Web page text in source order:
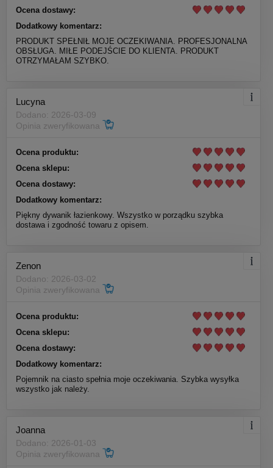
Ocena dostawy:
Dodatkowy komentarz:
PRODUKT SPEŁNIŁ MOJE OCZEKIWANIA. PROFESJONALNA
OBSŁUGA. MIŁE PODEJŚCIE DO KLIENTA. PRODUKT
OTRZYMAŁAM SZYBKO.
Lucyna
Dodano: 2026-03-09
Opinia zweryfikowana
Ocena produktu:
Ocena sklepu:
Ocena dostawy:
Dodatkowy komentarz:
Piękny dywanik łazienkowy. Wszystko w porządku szybka
dostawa i zgodność towaru z opisem.
Zenon
Dodano: 2026-03-02
Opinia zweryfikowana
Ocena produktu:
Ocena sklepu:
Ocena dostawy:
Dodatkowy komentarz:
Pojemnik na ciasto spełnia moje oczekiwania. Szybka wysyłka
wszystko jak należy.
Joanna
Dodano: 2026-01-03
Opinia zweryfikowana